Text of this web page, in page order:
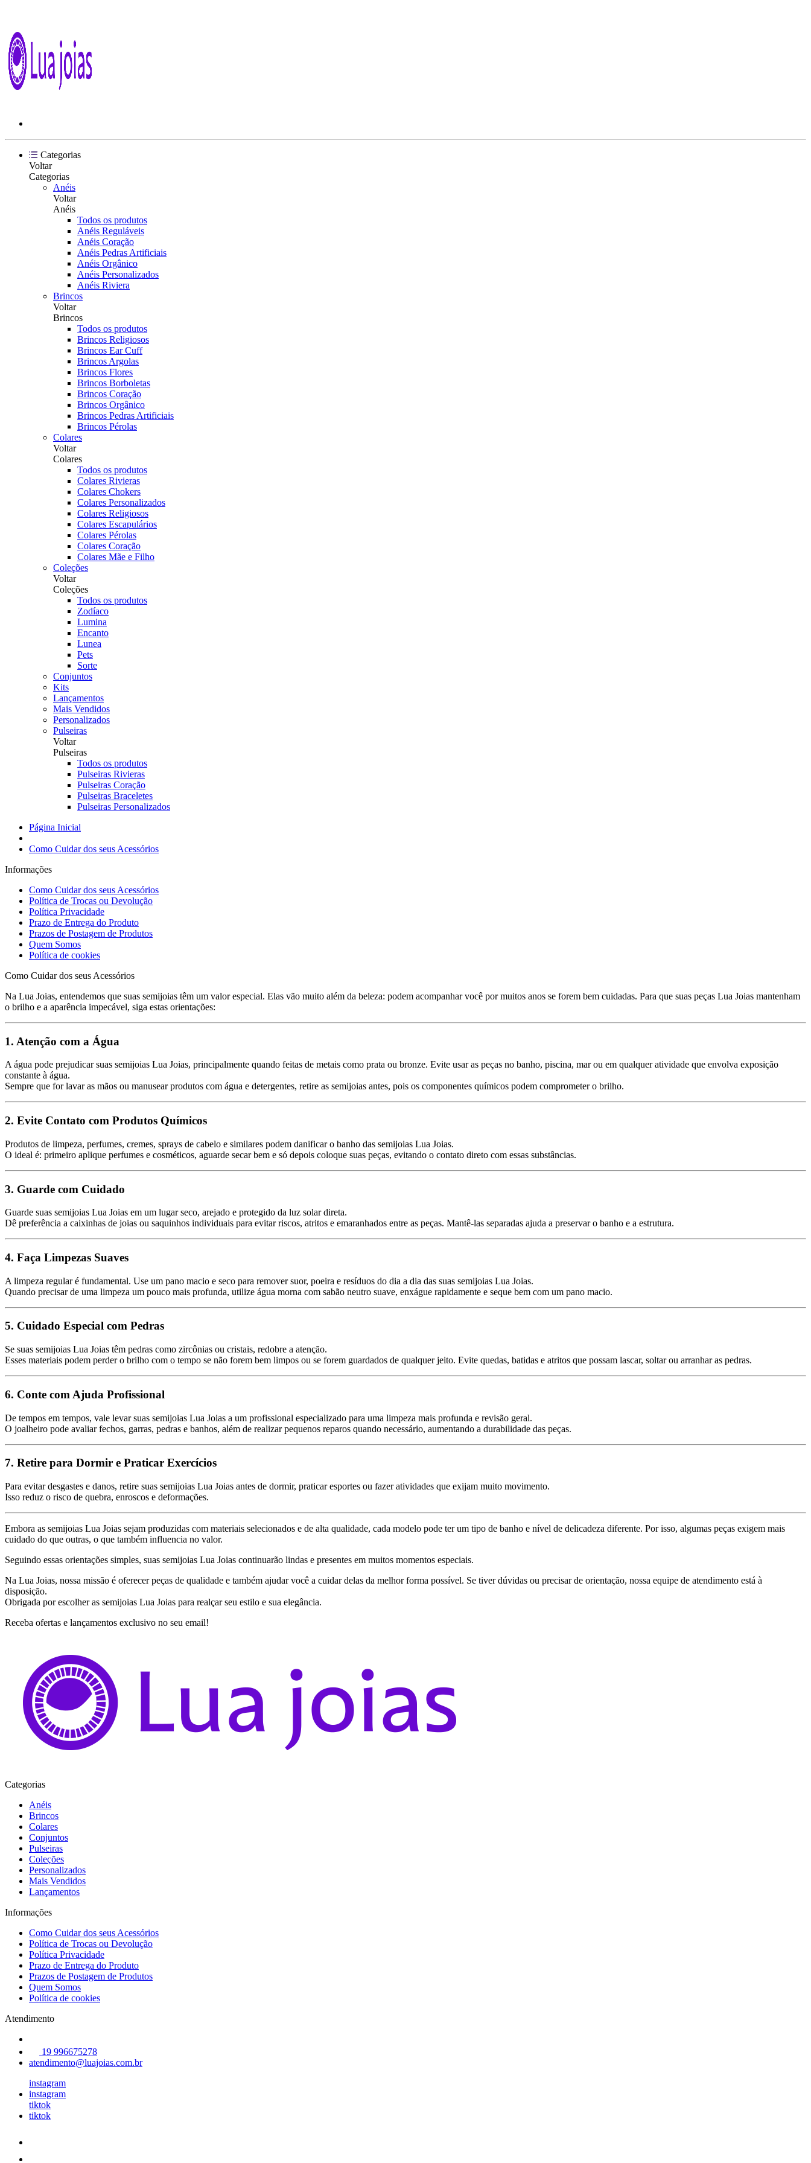
Categorias
Voltar
Categorias
Anéis
Voltar
Anéis
Todos os produtos
Anéis Reguláveis
Anéis Coração
Anéis Pedras Artificiais
Anéis Orgânico
Anéis Personalizados
Anéis Riviera
Brincos
Voltar
Brincos
Todos os produtos
Brincos Religiosos
Brincos Ear Cuff
Brincos Argolas
Brincos Flores
Brincos Borboletas
Brincos Coração
Brincos Orgânico
Brincos Pedras Artificiais
Brincos Pérolas
Colares
Voltar
Colares
Todos os produtos
Colares Rivieras
Colares Chokers
Colares Personalizados
Colares Religiosos
Colares Escapulários
Colares Pérolas
Colares Coração
Colares Mãe e Filho
Coleções
Voltar
Coleções
Todos os produtos
Zodíaco
Lumina
Encanto
Lunea
Pets
Sorte
Conjuntos
Kits
Lançamentos
Mais Vendidos
Personalizados
Pulseiras
Voltar
Pulseiras
Todos os produtos
Pulseiras Rivieras
Pulseiras Coração
Pulseiras Braceletes
Pulseiras Personalizados
Página Inicial
Como Cuidar dos seus Acessórios
Informações
Como Cuidar dos seus Acessórios
Política de Trocas ou Devolução
Política Privacidade
Prazo de Entrega do Produto
Prazos de Postagem de Produtos
Quem Somos
Política de cookies
Como Cuidar dos seus Acessórios
Na Lua Joias, entendemos que suas semijoias têm um valor especial. Elas vão muito além da beleza: podem acompanhar você por muitos anos se forem bem cuidadas. Para que suas peças Lua Joias mantenham
o brilho e a aparência impecável, siga estas orientações:
1. Atenção com a Água
A água pode prejudicar suas semijoias Lua Joias, principalmente quando feitas de metais como prata ou bronze. Evite usar as peças no banho, piscina, mar ou em qualquer atividade que envolva exposição
constante à água.
Sempre que for lavar as mãos ou manusear produtos com água e detergentes, retire as semijoias antes, pois os componentes químicos podem comprometer o brilho.
2. Evite Contato com Produtos Químicos
Produtos de limpeza, perfumes, cremes, sprays de cabelo e similares podem danificar o banho das semijoias Lua Joias.
O ideal é: primeiro aplique perfumes e cosméticos, aguarde secar bem e só depois coloque suas peças, evitando o contato direto com essas substâncias.
3. Guarde com Cuidado
Guarde suas semijoias Lua Joias em um lugar seco, arejado e protegido da luz solar direta.
Dê preferência a caixinhas de joias ou saquinhos individuais para evitar riscos, atritos e emaranhados entre as peças. Mantê-las separadas ajuda a preservar o banho e a estrutura.
4. Faça Limpezas Suaves
A limpeza regular é fundamental. Use um pano macio e seco para remover suor, poeira e resíduos do dia a dia das suas semijoias Lua Joias.
Quando precisar de uma limpeza um pouco mais profunda, utilize água morna com sabão neutro suave, enxágue rapidamente e seque bem com um pano macio.
5. Cuidado Especial com Pedras
Se suas semijoias Lua Joias têm pedras como zircônias ou cristais, redobre a atenção.
Esses materiais podem perder o brilho com o tempo se não forem bem limpos ou se forem guardados de qualquer jeito. Evite quedas, batidas e atritos que possam lascar, soltar ou arranhar as pedras.
6. Conte com Ajuda Profissional
De tempos em tempos, vale levar suas semijoias Lua Joias a um profissional especializado para uma limpeza mais profunda e revisão geral.
O joalheiro pode avaliar fechos, garras, pedras e banhos, além de realizar pequenos reparos quando necessário, aumentando a durabilidade das peças.
7. Retire para Dormir e Praticar Exercícios
Para evitar desgastes e danos, retire suas semijoias Lua Joias antes de dormir, praticar esportes ou fazer atividades que exijam muito movimento.
Isso reduz o risco de quebra, enroscos e deformações.
Embora as semijoias Lua Joias sejam produzidas com materiais selecionados e de alta qualidade, cada modelo pode ter um tipo de banho e nível de delicadeza diferente. Por isso, algumas peças exigem mais
cuidado do que outras, o que também influencia no valor.
Seguindo essas orientações simples, suas semijoias Lua Joias continuarão lindas e presentes em muitos momentos especiais.
Na Lua Joias, nossa missão é oferecer peças de qualidade e também ajudar você a cuidar delas da melhor forma possível. Se tiver dúvidas ou precisar de orientação, nossa equipe de atendimento está à
disposição.
Obrigada por escolher as semijoias Lua Joias para realçar seu estilo e sua elegância.
Receba ofertas e lançamentos exclusivo no seu email!
Categorias
Anéis
Brincos
Colares
Conjuntos
Pulseiras
Coleções
Personalizados
Mais Vendidos
Lançamentos
Informações
Como Cuidar dos seus Acessórios
Política de Trocas ou Devolução
Política Privacidade
Prazo de Entrega do Produto
Prazos de Postagem de Produtos
Quem Somos
Política de cookies
Atendimento
19 996675278
atendimento@luajoias.com.br
instagram
instagram
tiktok
tiktok